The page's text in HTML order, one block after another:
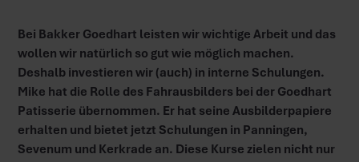
Bei Bakker Goedhart leisten wir wichtige Arbeit und das
wollen wir natürlich so gut wie möglich machen.
Deshalb investieren wir (auch) in interne Schulungen.
Mike hat die Rolle des Fahrausbilders bei der Goedhart
Patisserie übernommen. Er hat seine Ausbilderpapiere
erhalten und bietet jetzt Schulungen in Panningen,
Sevenum und Kerkrade an. Diese Kurse zielen nicht nur